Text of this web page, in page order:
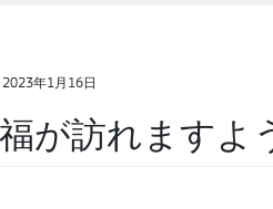
2023年1月16日
福が訪れますよ